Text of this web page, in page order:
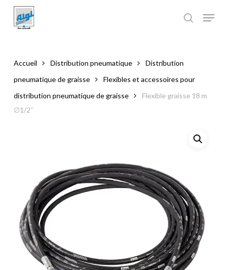
main
Accueil Distribution pneumatique
Distribution
pneumatique de graisse
Flexibles et accessoires pour
distribution pneumatique de graisse
Flexible graisse 18 m
∅1/2″